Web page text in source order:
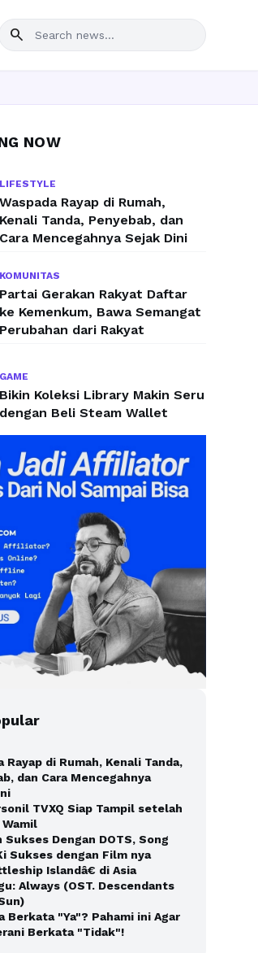
search
NOW
LIFESTYLE
Waspada Rayap di Rumah,
Kenali Tanda, Penyebab, dan
Cara Mencegahnya Sejak Dini
KOMUNITAS
Partai Gerakan Rakyat Daftar
ke Kemenkum, Bawa Semangat
Perubahan dari Rakyat
GAME
Bikin Koleksi Library Makin Seru
dengan Beli Steam Wallet
Rayap di Rumah, Kenali Tanda,
dan Cara Mencegahnya
TVXQ Siap Tampil setelah
Dengan DOTS, Song
Sukses dengan Film nya
Islandâ€ di Asia
Always (OST. Descendants
Berkata "Ya"? Pahami ini Agar
Berkata "Tidak"!